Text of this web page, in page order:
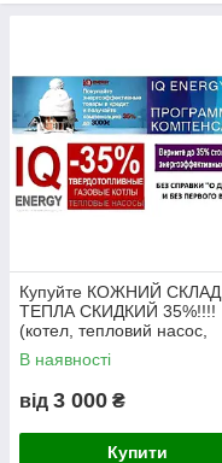
Купуйте КОЖНИЙ СКЛАД
ТЕПЛА СКИДКИЙ 35%!!!!
(котел, тепловий насос,
сонячний колектор)
В наявності
від 3 000 ₴
Купити